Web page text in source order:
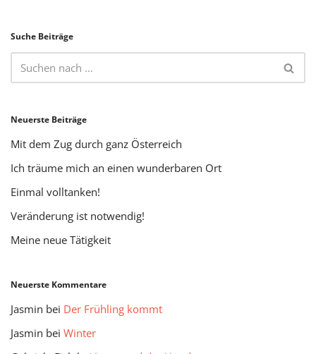
Suche Beiträge
Neuerste Beiträge
Mit dem Zug durch ganz Österreich
Ich träume mich an einen wunderbaren Ort
Einmal volltanken!
Veränderung ist notwendig!
Meine neue Tätigkeit
Neuerste Kommentare
Jasmin bei Der Frühling kommt
Jasmin bei Winter